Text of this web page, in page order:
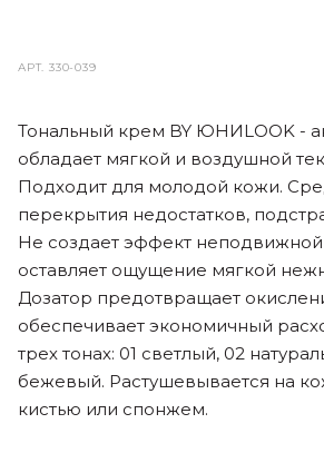
АРТ.330-039
Тональный крем BY ЮНИLOOK -
обладает мягкой и воздушной
Подходит для молодой кожи.
перекрытия недостатков,
Не создает эффект неподвижной
оставляет ощущение мягкой
Дозатор предотвращает
обеспечивает экономичный
трех тонах: 01 светлый, 02
бежевый. Растушевывается на
кистью или спонжем.